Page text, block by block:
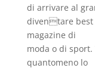
di arrivare al
diventare best
magazine di
moda o di
quantomeno lo